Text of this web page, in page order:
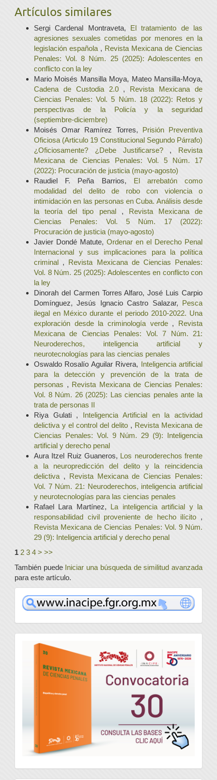
Artículos similares
Sergi Cardenal Montraveta, El tratamiento de las
agresiones sexuales cometidas por menores en la
legislación española , Revista Mexicana de Ciencias
Penales: Vol. 8 Núm. 25 (2025): Adolescentes en
conflicto con la ley
Mario Moisés Mansilla Moya, Mateo Mansilla-Moya,
Cadena de Custodia 2.0 , Revista Mexicana de
Ciencias Penales: Vol. 5 Núm. 18 (2022): Retos y
perspectivas de la Policía y la seguridad
(septiembre-diciembre)
Moisés Omar Ramírez Torres, Prisión Preventiva
Oficiosa (Articulo 19 Constitucional Segundo Párrafo)
¿Oficiosamente? ¿Debe Justificarse? , Revista
Mexicana de Ciencias Penales: Vol. 5 Núm. 17
(2022): Procuración de justicia (mayo-agosto)
Raudiel F. Peña Barrios, El arrebatón como
modalidad del delito de robo con violencia o
intimidación en las personas en Cuba. Análisis desde
la teoría del tipo penal , Revista Mexicana de
Ciencias Penales: Vol. 5 Núm. 17 (2022):
Procuración de justicia (mayo-agosto)
Javier Dondé Matute, Ordenar en el Derecho Penal
Internacional y sus implicaciones para la política
criminal , Revista Mexicana de Ciencias Penales:
Vol. 8 Núm. 25 (2025): Adolescentes en conflicto con
la ley
Dinorah del Carmen Torres Alfaro, José Luis Carpio
Domínguez, Jesús Ignacio Castro Salazar, Pesca
ilegal en México durante el periodo 2010-2022. Una
exploración desde la criminología verde , Revista
Mexicana de Ciencias Penales: Vol. 7 Núm. 21:
Neuroderechos, inteligencia artificial y
neurotecnologías para las ciencias penales
Oswaldo Rosalío Aguilar Rivera, Inteligencia artificial
para la detección y prevención de la trata de
personas , Revista Mexicana de Ciencias Penales:
Vol. 8 Núm. 26 (2025): Las ciencias penales ante la
trata de personas II
Riya Gulati , Inteligencia Artificial en la actividad
delictiva y el control del delito , Revista Mexicana de
Ciencias Penales: Vol. 9 Núm. 29 (9): Inteligencia
artificial y derecho penal
Aura Itzel Ruiz Guaneros, Los neuroderechos frente
a la neuropredicción del delito y la reincidencia
delictiva , Revista Mexicana de Ciencias Penales:
Vol. 7 Núm. 21: Neuroderechos, inteligencia artificial
y neurotecnologías para las ciencias penales
Rafael Lara Martínez, La inteligencia artificial y la
responsabilidad civil proveniente de hecho ilícito ,
Revista Mexicana de Ciencias Penales: Vol. 9 Núm.
29 (9): Inteligencia artificial y derecho penal
1 2 3 4 > >>
También puede Iniciar una búsqueda de similitud avanzada
para este artículo.
www
convocatoria